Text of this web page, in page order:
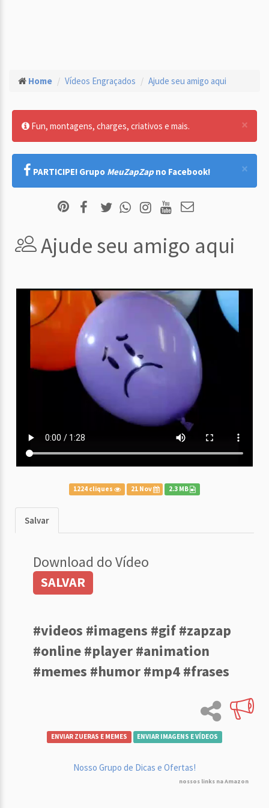
Home Vídeos Engraçados Ajude seu amigo aqui
×
Fun, montagens, charges, criativos e mais.
×
PARTICIPE! Grupo MeuZapZap no Facebook!
Ajude seu amigo aqui
1224 cliques 21 Nov 2.3 MB
Salvar
Download do Vídeo
SALVAR
#videos #imagens #gif #zapzap
#online #player #animation
#memes #humor #mp4 #frases
ENVIAR ZUERAS E MEMES ENVIAR IMAGENS E VÍDEOS
Nosso Grupo de Dicas e Ofertas!
nossos links na Amazon